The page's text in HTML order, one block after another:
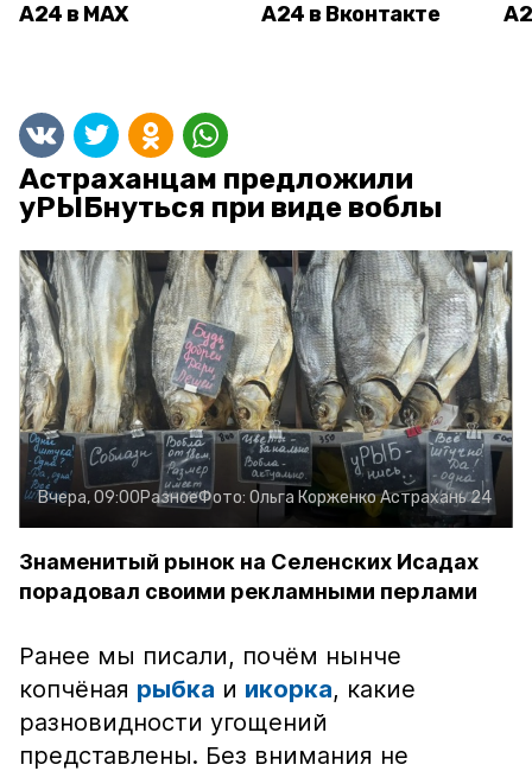
А24 в MAX А24 в Вконтакте
Астраханцам предложили
уРЫБнуться при виде воблы
Вчера, 09:00РазноеФото: Ольга КорженкоАстрахань 24
Знаменитый рынок на Селенских Исадах
порадовал своими рекламными перлами
Ранее мы писали, почём нынче
копчёная рыбка и икорка, какие
разновидности угощений
представлены. Без внимания не